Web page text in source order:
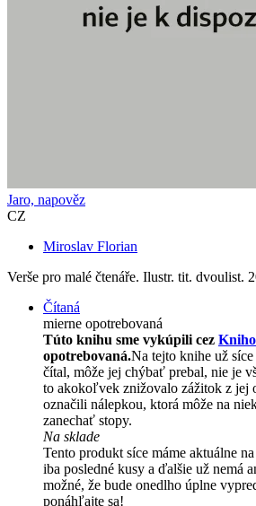
Jaro, napověz
CZ
Miroslav Florian
Verše pro malé čtenáře. Ilustr. tit. dvoulist.
Čítaná
mierne opotrebovaná
Túto knihu sme vykúpili cez
opotrebovaná.Na tejto knihe už
čítal, môže jej chýbať prebal, nie je
to akokoľvek znižovalo zážitok z jej
označili nálepkou, ktorá môže na
zanechať stopy.
Na sklade
Tento produkt síce máme aktuálne
iba posledné kusy a ďalšie už nemá
možné, že bude onedlho úplne
ponáhľajte sa!